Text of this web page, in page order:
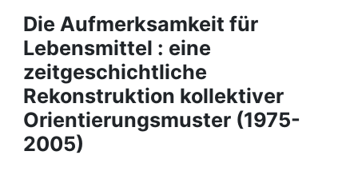
Projects
People
Institutions
Awards
Die Aufmerksamkeit für
Lebensmittel : eine
zeitgeschichtliche
Rekonstruktion kollektiver
Orientierungsmuster (1975-
2005)